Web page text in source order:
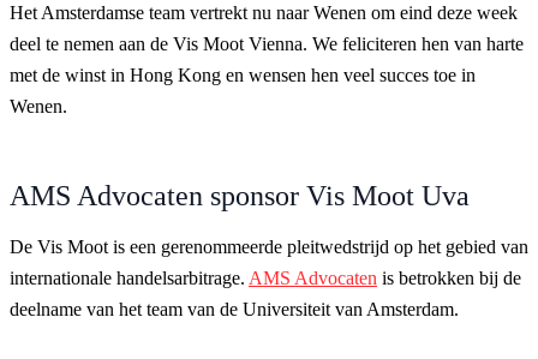
Het Amsterdamse team vertrekt nu naar Wenen om eind deze week
deel te nemen aan de Vis Moot Vienna. We feliciteren hen van harte
met de winst in Hong Kong en wensen hen veel succes toe in
Wenen.
AMS Advocaten sponsor Vis Moot Uva
De Vis Moot is een gerenommeerde pleitwedstrijd op het gebied van
internationale handelsarbitrage. AMS Advocaten is betrokken bij de
deelname van het team van de Universiteit van Amsterdam.